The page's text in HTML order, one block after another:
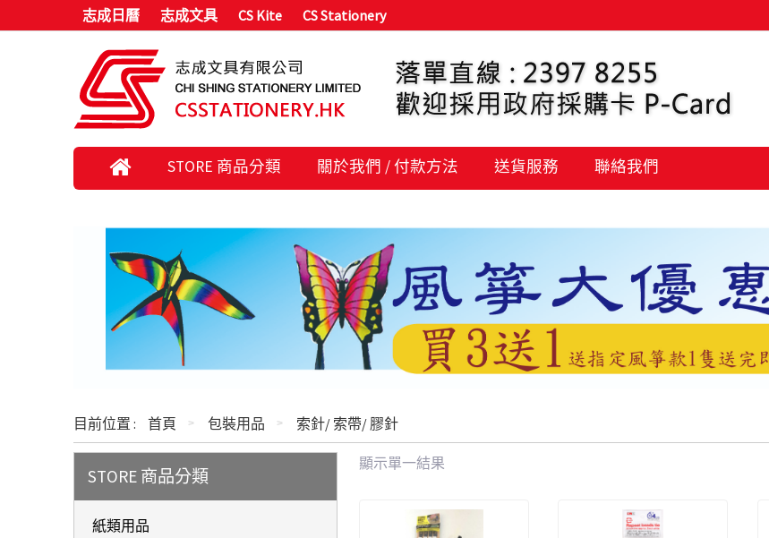
志成日曆 志成文具 CS Kite CS Stationery
STORE 商品分類 關於我們 / 付款方法 送貨服務 聯絡我們
目前位置 : 首頁 包裝用品 索針/ 索帶/ 膠針
顯示單一結果
STORE 商品分類
紙類用品